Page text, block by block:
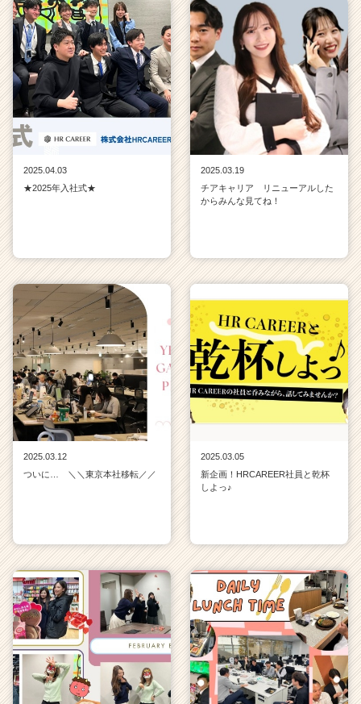
2025.04.03
★2025年入社式★
2025.03.19
チアキャリア リニューアルした
からみんな見てね！
2025.03.12
ついに… ＼＼東京本社移転／／
2025.03.05
新企画！HRCAREER社員と乾杯
しよっ♪